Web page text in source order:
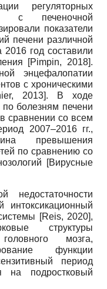
регуляторных
с печеночной
показатели
печени различной
2016 год составили
[Pimpin, 2018].
энцефалопатии
с хроническими
2013]. В ходе
по болезням печени
сравнении со всем
2007–2016 гг.,
превышения
по сравнению со
[Вирусные
недостаточности
интоксикационный
[Reis, 2020],
структуры
мозга,
функции
период
на подростковый